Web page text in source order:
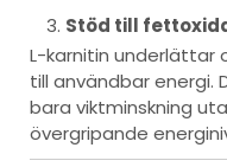
Stöd till
L-karnitin underlättar
till användbar energi.
bara viktminskning
övergripande